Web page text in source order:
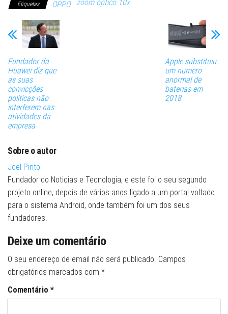
Etiquetas OPPO zoom optico 10x
Fundador da
Huawei diz que
as suas
convicções
políticas não
interferem nas
atividades da
empresa
Apple substituiu
um numero
anormal de
baterias em
2018
Sobre o autor
Joel Pinto
Fundador do Noticias e Tecnologia, e este foi o seu segundo
projeto online, depois de vários anos ligado a um portal voltado
para o sistema Android, onde também foi um dos seus
fundadores.
Deixe um comentário
O seu endereço de email não será publicado. Campos
obrigatórios marcados com *
Comentário *